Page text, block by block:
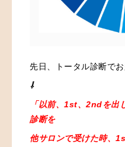
先日、トータル診断で
⇩
「以前、1st、2ndを出
診断を
他サロンで受けた時、